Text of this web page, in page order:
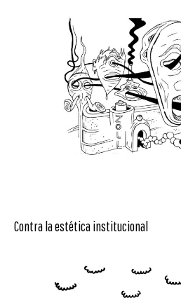
Contra la estética institucional